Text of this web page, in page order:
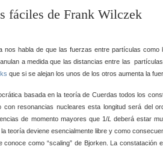
fáciles de Frank Wilczek
nos habla de que las fuerzas entre partículas
a medida que las distancias entre las
que si se alejan los unos de los otros aumenta la
basada en la teoría de Cuerdas todos los
con resonancias nucleares esta longitud será del
de momento mayores que 1/L deberá estar
teoría deviene esencialmente libre y como
conoce como “scaling” de Bjorken. La